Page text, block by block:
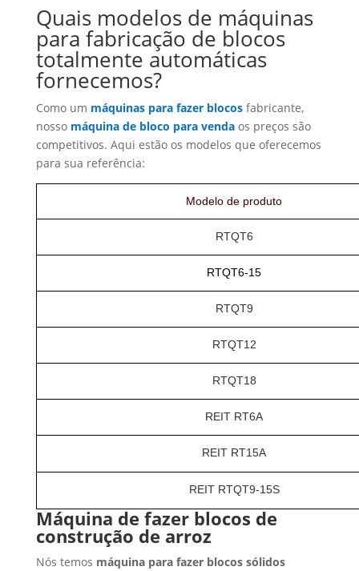
Quais modelos de máquinas
para fabricação de blocos
totalmente automáticas
fornecemos?
Como um máquinas para fazer blocosfabricante,
nosso máquina de bloco para vendaos preços são
competitivos. Aqui estão os modelos que oferecemos
para sua referência:
Modelo de produto
RTQT6
RTQT6-15
RTQT9
RTQT12
RTQT18
REIT RT6A
REIT RT15A
REIT RTQT9-15S
Máquina de fazer blocos de
construção de arroz
Nós temos máquina para fazer blocos sólidos